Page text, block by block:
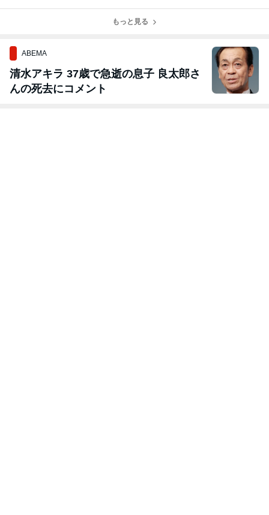
もっと見る
ABEMA
清水アキラ 37歳で急逝の息子 良太郎さ
んの死去にコメント